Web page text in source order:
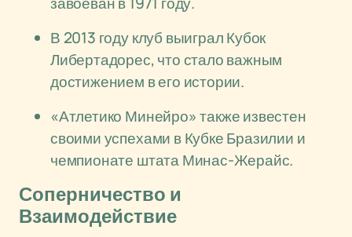
В 2013 году клуб выиграл Кубок
Либертадорес, что стало важным
достижением в его истории.
«Атлетико Минейро» также известен
своими успехами в Кубке Бразилии и
чемпионате штата Минас-Жерайс.
Соперничество и
Взаимодействие